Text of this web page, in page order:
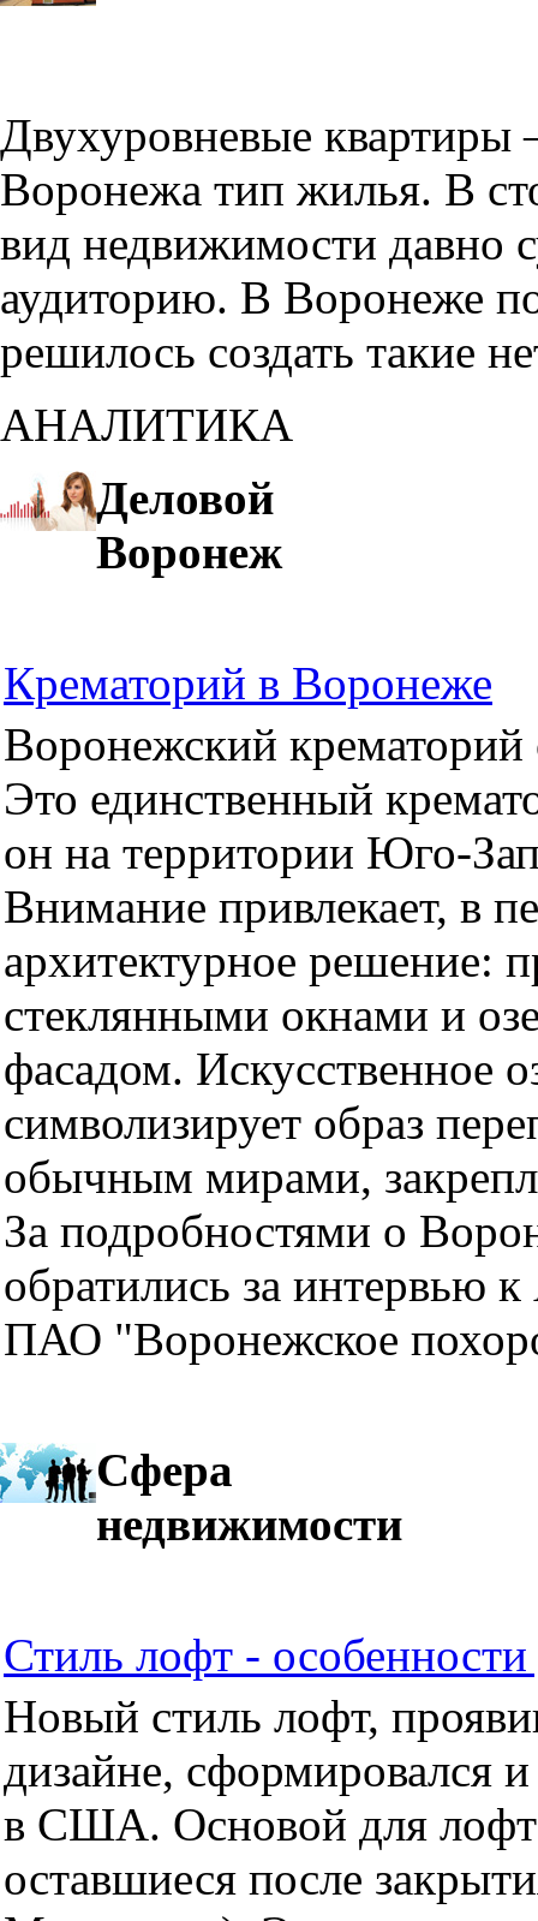
Двухуровневые квартиры
Воронежа тип жилья. В
вид недвижимости давно
аудиторию. В Воронеже
решилось создать такие
АНАЛИТИКА
Деловой
Воронеж
Крематорий в Воронеже
Воронежский крематорий
Это единственный
он на территории Юго-
Внимание привлекает, в
архитектурное решение:
стеклянными окнами и
фасадом. Искусственное
символизирует образ
обычным мирами,
За подробностями о
обратились за интервью
ПАО "Воронежское
Сфера
недвижимости
Стиль лофт -
Новый стиль лофт,
дизайне, сформировался
в США. Основой для
оставшиеся после